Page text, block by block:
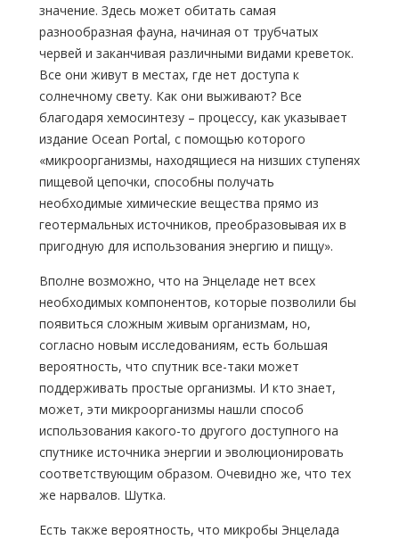
значение. Здесь может обитать самая
разнообразная фауна, начиная от трубчатых
червей и заканчивая различными видами креветок.
Все они живут в местах, где нет доступа к
солнечному свету. Как они выживают? Все
благодаря хемосинтезу – процессу, как указывает
издание Ocean Portal, с помощью которого
«микроорганизмы, находящиеся на низших ступенях
пищевой цепочки, способны получать
необходимые химические вещества прямо из
геотермальных источников, преобразовывая их в
пригодную для использования энергию и пищу».
Вполне возможно, что на Энцеладе нет всех
необходимых компонентов, которые позволили бы
появиться сложным живым организмам, но,
согласно новым исследованиям, есть большая
вероятность, что спутник все-таки может
поддерживать простые организмы. И кто знает,
может, эти микроорганизмы нашли способ
использования какого-то другого доступного на
спутнике источника энергии и эволюционировать
соответствующим образом. Очевидно же, что тех
же нарвалов. Шутка.
Есть также вероятность, что микробы Энцелада